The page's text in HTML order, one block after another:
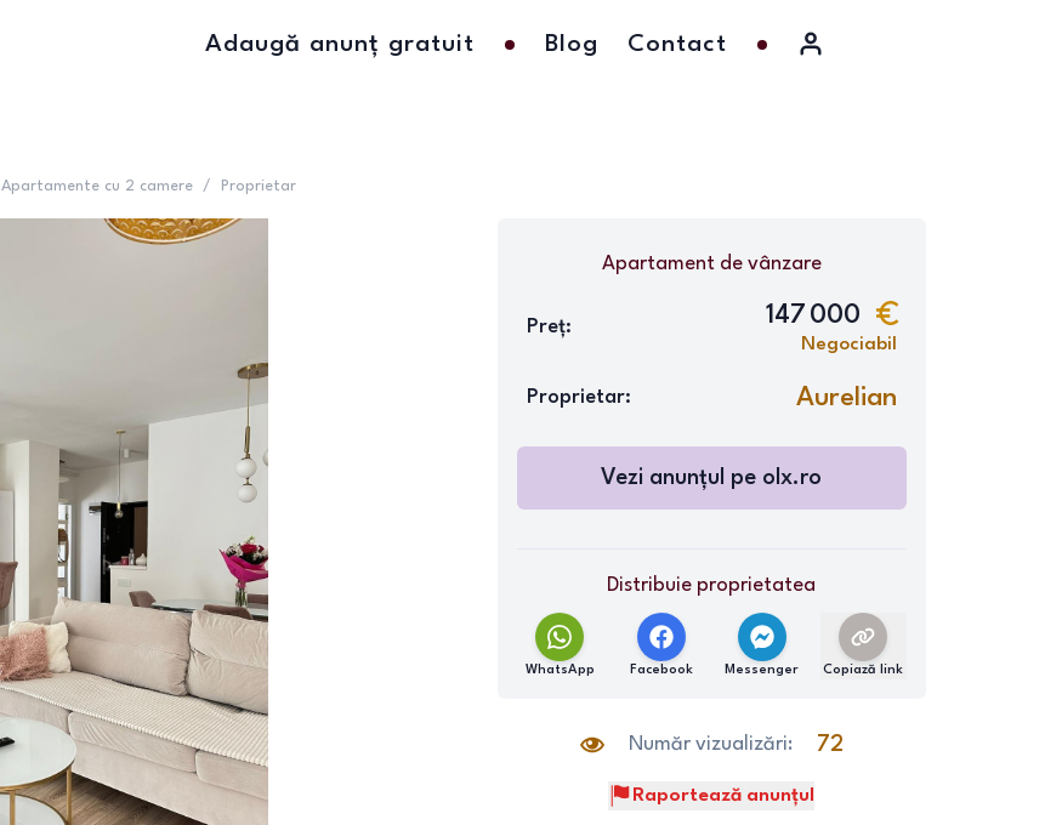
Adaugă anunț gratuit Blog Contact
Apartamente cu 2 camere / Proprietar
Apartamentde vânzare
Preț: 147 000
Negociabil
Proprietar: Aurelian
Vezi anunțul pe olx.ro
Distribuie proprietatea
WhatsApp Facebook Messenger Copiază link
Număr vizualizări: 72
Raportează anunțul